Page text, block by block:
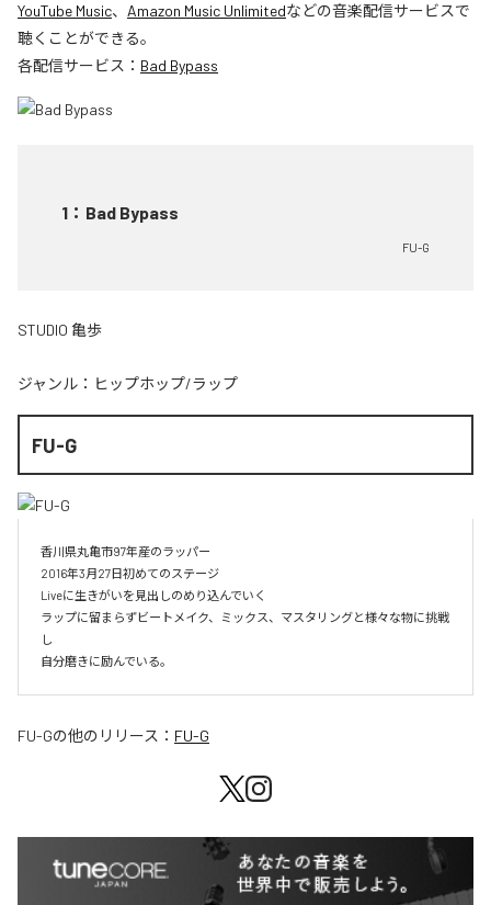
YouTube Music、 Amazon Music Unlimitedなどの音楽配信サービスで
聴くことができる。
各配信サービス： Bad Bypass
1 ： Bad Bypass
FU-G
STUDIO 亀歩
ジャンル： ヒップホップ/ラップ
FU-G
香川県丸亀市97年産のラッパー
2016年3月27日初めてのステージ
Liveに生きがいを見出しのめり込んでいく
ラップに留まらずビートメイク、ミックス、マスタリングと様々な物に挑戦
し
自分磨きに励んでいる。
FU-Gの他のリリース： FU-G